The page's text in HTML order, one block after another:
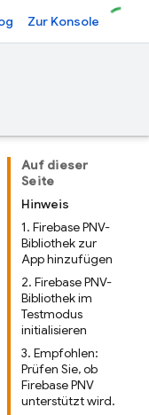
Zur Konsole
Auf dieser
Seite
Hinweis
1. Firebase PNV-
Bibliothek zur
App hinzufügen
2. Firebase PNV-
Bibliothek im
Testmodus
initialisieren
3. Empfohlen:
Prüfen Sie, ob
Firebase PNV
unterstützt wird.